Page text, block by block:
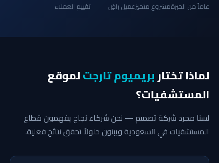
عاماً من الخبرةمشروع متميزعميل راضٍ تقييم العملاء
لماذا تختاربريميوم تارجتلموقع
المستشفيات؟
لسنا مجرد شركة تصميم — نحن شركاء نجاح يفهمون قطاع
المستشفيات في السعودية ويبنون حلولاً تحقق نتائج فعلية.